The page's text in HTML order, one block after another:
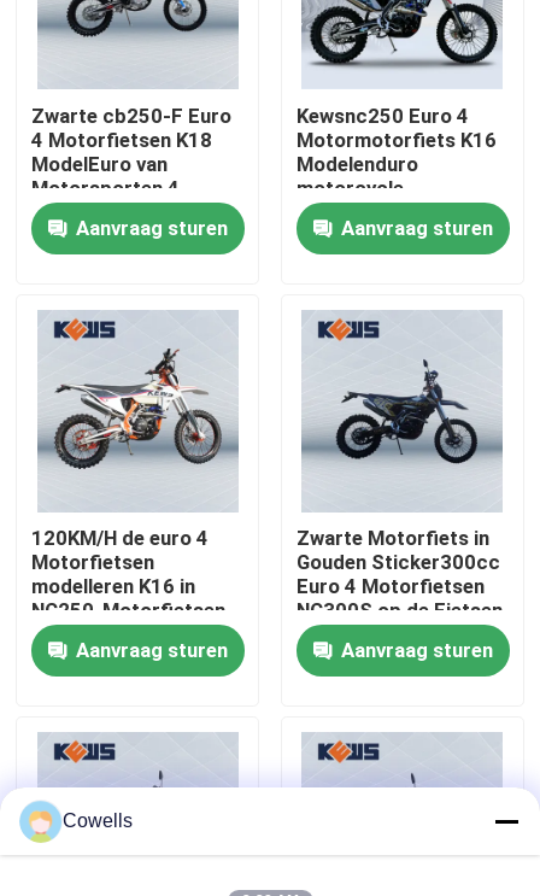
Huis
Ongeveer ons
Fabrieksreis
Contacteer ons
bloggen
4 de Motorfietsen van slagenduro
Twee Motorfietsen van Slagenduro
Zwarte cb250-F Euro
4 Motorfietsen K18
ModelEuro van
Motorsporten 4
Fietsen
Aanvraag sturen
Kewsnc250 Euro 4
Motormotorfiets K16
Modelenduro
motorcycle
Aanvraag sturen
120KM/H de euro 4
Motorfietsen
modelleren K16 in
NC250-Motorfietsen
van de Motor de
Europese Stijl
Aanvraag sturen
Zwarte Motorfiets in
Gouden Sticker300cc
Euro 4 Motorfietsen
NC300S op de Fietsen
van het Wegvuil
Aanvraag sturen
Cowells